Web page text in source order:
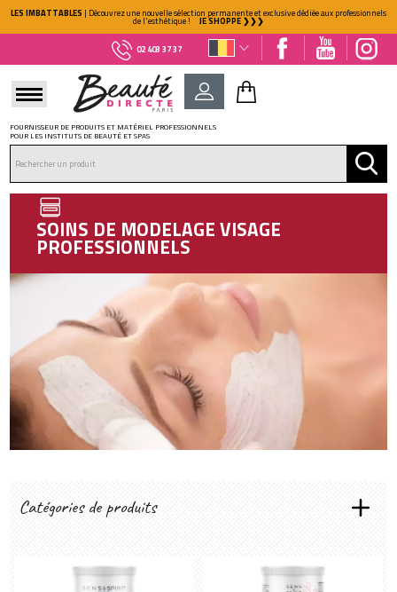
LES IMBATTABLES | Découvrez une nouvelle sélection permanente et exclusive dédiée aux professionnels
de l'esthétique ! JE SHOPPE ❯❯❯
02 403 37 37
NOUVEAU CLIENT ?
Créez votre compte
Créer mon compte
FOURNISSEUR DE PRODUITS ET MATÉRIEL PROFESSIONNELS
POUR LES INSTITUTS DE BEAUTÉ ET SPAS
SOINS DE MODELAGE VISAGE
PROFESSIONNELS
Catégories de produits